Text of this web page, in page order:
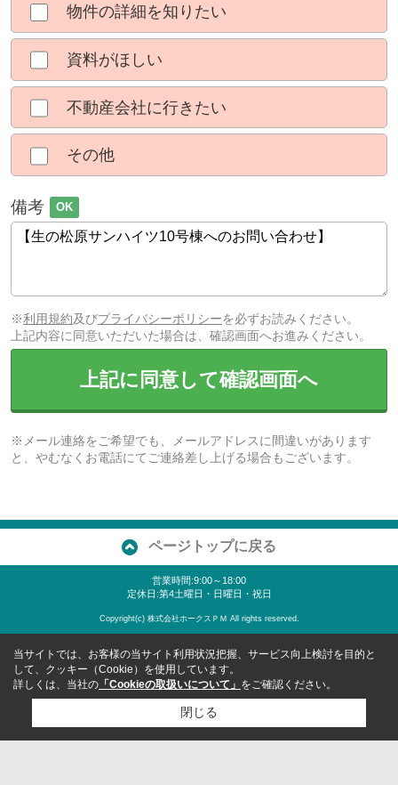
物件の詳細を知りたい
資料がほしい
不動産会社に行きたい
その他
備考 OK
※利用規約及びプライバシーポリシーを必ずお読みください。
上記内容に同意いただいた場合は、確認画面へお進みください。
上記に同意して確認画面へ
※メール連絡をご希望でも、メールアドレスに間違いがあります
と、やむなくお電話にてご連絡差し上げる場合もございます。
ページトップに戻る
営業時間:9:00～18:00
定休日:第4土曜日・日曜日・祝日
Copyright(c) 株式会社ホークスＰＭ All rights reserved.
当サイトでは、お客様の当サイト利用状況把握、サービス向上検討を目的と
して、クッキー（Cookie）を使用しています。
詳しくは、当社の 「Cookieの取扱いについて」 をご確認ください。
閉じる